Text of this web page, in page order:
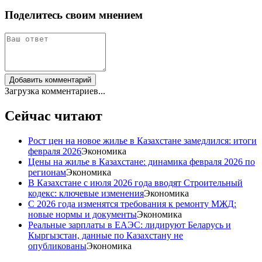
Поделитесь своим мнением
Добавить комментарий
Загрузка комментариев...
Сейчас читают
Рост цен на новое жилье в Казахстане замедлился: итоги
февраля 2026Экономика
Цены на жилье в Казахстане: динамика февраля 2026 по
регионамЭкономика
В Казахстане с июля 2026 года вводят Строительный
кодекс: ключевые измененияЭкономика
С 2026 года изменятся требования к ремонту МЖД:
новые нормы и документыЭкономика
Реальные зарплаты в ЕАЭС: лидируют Беларусь и
Кыргызстан, данные по Казахстану не
опубликованыЭкономика